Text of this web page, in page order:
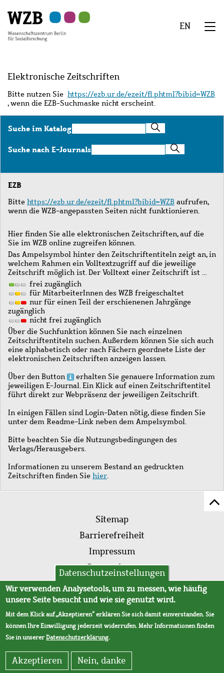
Hauptinhalt
springen
Navigation
springen
Suche
springen
Sekundärnavigation
springen
Fußzeile
springen
EN
Elektronische Zeitschriften
Bitte nutzen Sie https://ezb.ur.de/ezeit/fl.phtml?bibid=WZB
, wenn die EZB-Suchmaske nicht erscheint.
Suche im KatalogSuche
im
Katalog
Suche nach E-JournalsSuche
nach
Journals
EZB
Bitte https://ezb.ur.de/ezeit/fl.phtml?bibid=WZB aufrufen,
wenn die WZB-angepassten Seiten nicht funktionieren.
Hier finden Sie alle elektronischen Zeitschriften, auf die
Sie im WZB online zugreifen können.
Das Ampelsymbol hinter den Zeitschriftentiteln zeigt an, in
welchem Rahmen ein Volltextzugriff auf die jeweilige
Zeitschrift möglich ist. Der Volltext einer Zeitschrift ist …
frei zugänglich
für MitarbeiterInnen des WZB freigeschaltet
nur für einen Teil der erschienenen Jahrgänge
zugänglich
nicht frei zugänglich
Über die Suchfunktion können Sie nach einzelnen
Zeitschriftentiteln suchen. Außerdem können Sie sich auch
eine alphabetisch oder nach Fächern geordnete Liste der
elektronischen Zeitschriften anzeigen lassen.
Über den Button
erhalten Sie genauere Information zum
jeweiligen E-Journal. Ein Klick auf einen Zeitschriftentitel
führt direkt zur Webpräsenz der jeweiligen Zeitschrift.
In einigen Fällen sind Login-Daten nötig, diese finden Sie
unter dem Readme-Link neben dem Ampelsymbol.
Bitte beachten Sie die Nutzungsbedingungen des
Verlags/Herausgebers.
Informationen zu unserem Bestand an gedruckten
Zeitschriften finden Sie hier.
Fußleistenmenü
Sitemap
Barrierefreiheit
Impressum
Datenschutz
AVB
Datenschutzeinstellungen
Wir verwenden Analysetools, um zu messen, wie häufig
unsere Seite besucht und wie sie genutzt wird.
Mit dem Klick auf „Akzeptieren“ erklären Sie sich damit einverstanden. Sie
können Ihre Einwilligung jederzeit widerrufen. Mehr Informationen finden
Sie in unsererDatenschutzerklärung.
Akzeptieren Nein, danke